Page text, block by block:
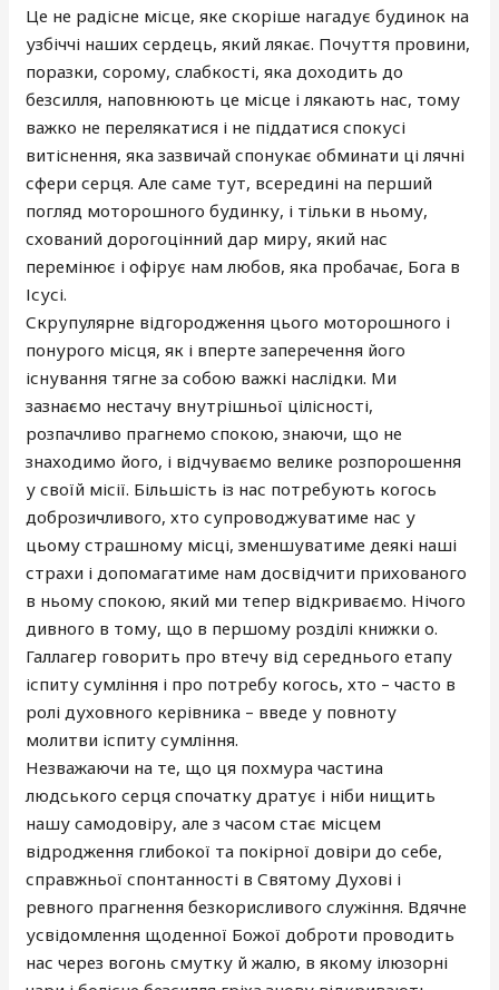
Це не радісне місце, яке скоріше нагадує будинок на
узбіччі наших сердець, який лякає. Почуття провини,
поразки, сорому, слабкості, яка доходить до
безсилля, наповнюють це місце і лякають нас, тому
важко не перелякатися і не піддатися спокусі
витіснення, яка зазвичай спонукає обминати ці лячні
сфери серця. Але саме тут, всередині на перший
погляд моторошного будинку, і тільки в ньому,
схований дорогоцінний дар миру, який нас
перемінює і офірує нам любов, яка пробачає, Бога в
Ісусі.
Скрупулярне відгородження цього моторошного і
понурого місця, як і вперте заперечення його
існування тягне за собою важкі наслідки. Ми
зазнаємо нестачу внутрішньої цілісності,
розпачливо прагнемо спокою, знаючи, що не
знаходимо його, і відчуваємо велике розпорошення
у своїй місії. Більшість із нас потребують когось
доброзичливого, хто супроводжуватиме нас у
цьому страшному місці, зменшуватиме деякі наші
страхи і допомагатиме нам досвідчити прихованого
в ньому спокою, який ми тепер відкриваємо. Нічого
дивного в тому, що в першому розділі книжки о.
Галлагер говорить про втечу від середнього етапу
іспиту сумління і про потребу когось, хто – часто в
ролі духовного керівника – введе у повноту
молитви іспиту сумління.
Незважаючи на те, що ця похмура частина
людського серця спочатку дратує і ніби нищить
нашу самодовіру, але з часом стає місцем
відродження глибокої та покірної довіри до себе,
справжньої спонтанності в Святому Духові і
ревного прагнення безкорисливого служіння. Вдячне
усвідомлення щоденної Божої доброти проводить
нас через вогонь смутку й жалю, в якому ілюзорні